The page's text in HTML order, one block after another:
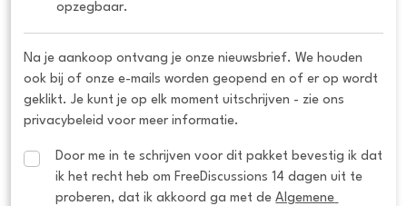
opzegbaar.
Na je aankoop ontvang je onze nieuwsbrief. We houden
ook bij of onze e-mails worden geopend en of er op wordt
geklikt. Je kunt je op elk moment uitschrijven - zie ons
privacybeleid voor meer informatie.
Door me in te schrijven voor dit pakket bevestig ik dat
ik het recht heb om FreeDiscussions 14 dagen uit te
proberen, dat ik akkoord ga met de Algemene